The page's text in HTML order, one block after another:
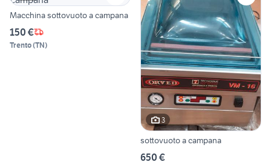
Macchina sottovuoto a campana
150 €
Trento(TN)
3
sottovuoto a campana
650 €